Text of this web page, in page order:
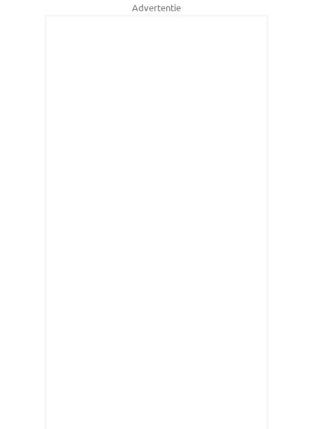
Advertentie